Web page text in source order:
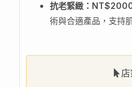
抗老緊緻：
術與合適產品，支持